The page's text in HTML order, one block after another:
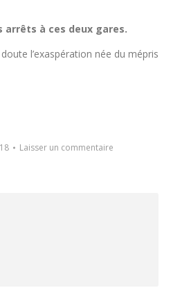
à ces deux gares.
l’exaspération née du mépris
Laisser un commentaire